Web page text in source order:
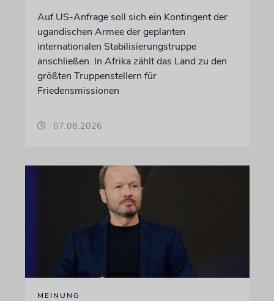
Auf US-Anfrage soll sich ein Kontingent der
ugandischen Armee der geplanten
internationalen Stabilisierungstruppe
anschließen. In Afrika zählt das Land zu den
größten Truppenstellern für
Friedensmissionen
07.08.2026
MEINUNG